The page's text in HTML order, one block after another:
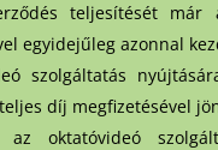
teljesítését
egyidejűleg azonnal
szolgáltatás
díj megfizetésével
az oktatóvideó